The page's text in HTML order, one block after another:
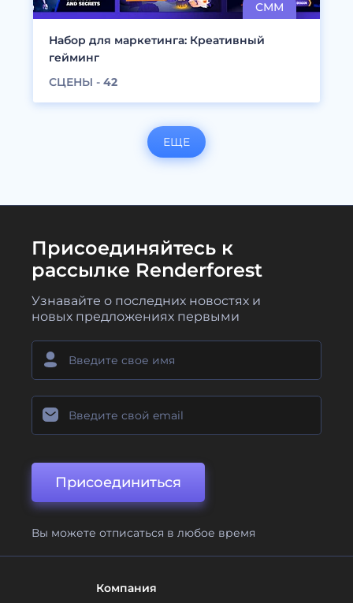
Набор для маркетинга: Креативный
гейминг
СЦЕНЫ - 42
ЕЩЕ
Присоединяйтесь к
рассылке Renderforest
Узнавайте о последних новостях и
новых предложениях первыми
Присоединиться
Вы можете отписаться в любое время
Компания